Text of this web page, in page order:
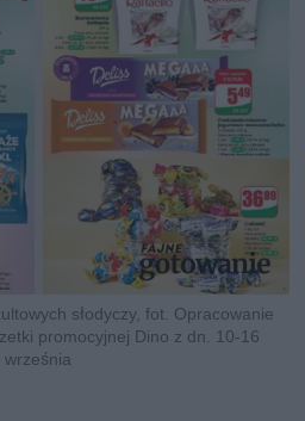
słodyczy, fot. Opracowanie
promocyjnej Dino z dn. 10-16
września